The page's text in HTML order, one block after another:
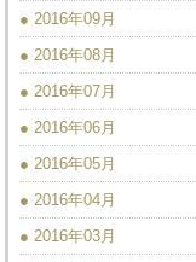
● 2016年09月
● 2016年08月
● 2016年07月
● 2016年06月
● 2016年05月
● 2016年04月
● 2016年03月